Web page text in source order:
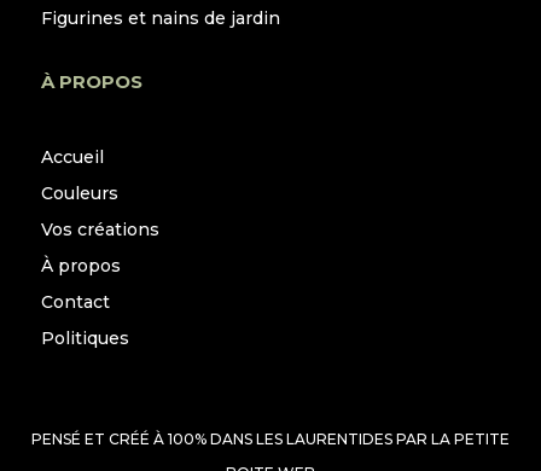
Figurines et nains de jardin
À PROPOS
Accueil
Couleurs
Vos créations
À propos
Contact
Politiques
PENSÉ ET CRÉÉ À 100% DANS LES LAURENTIDES PAR LA PETITE